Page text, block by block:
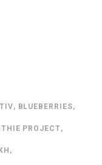
, BLUEBERRIES,
PROJECT,
,